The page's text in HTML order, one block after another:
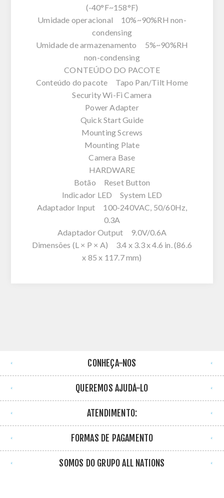
(-40°F~158°F)
Umidade operacional 10%~90%RH non-
condensing
Umidade de armazenamento 5%~90%RH
non-condensing
CONTEÚDO DO PACOTE
Conteúdo do pacote Tapo Pan/Tilt Home
Security Wi-Fi Camera
Power Adapter
Quick Start Guide
Mounting Screws
Mounting Plate
Camera Base
HARDWARE
Botão Reset Button
Indicador LED System LED
Adaptador Input 100-240VAC, 50/60Hz,
0.3A
Adaptador Output 9.0V/0.6A
Dimensões (L × P × A) 3.4 x 3.3 x 4.6 in. (86.6
x 85 x 117.7 mm)
CONHEÇA-NOS
QUEREMOS AJUDÁ-LO
ATENDIMENTO:
FORMAS DE PAGAMENTO
SOMOS DO GRUPO ALL NATIONS